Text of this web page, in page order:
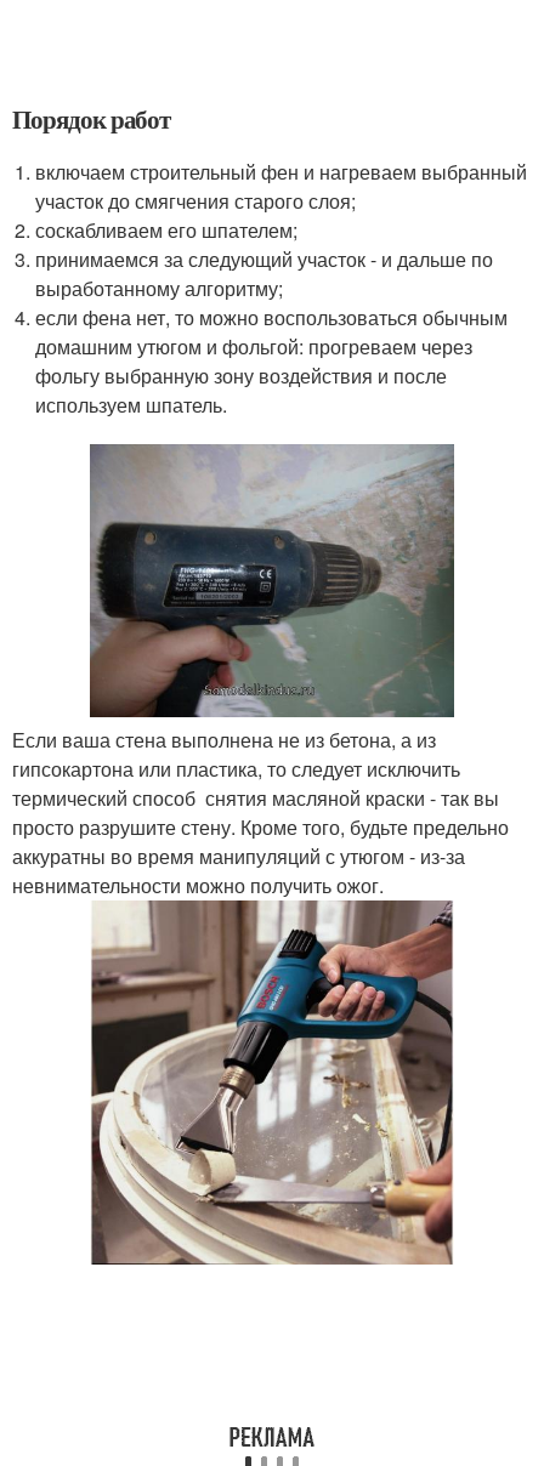
Порядок работ
включаем строительный фен и нагреваем выбранный
участок до смягчения старого слоя;
соскабливаем его шпателем;
принимаемся за следующий участок - и дальше по
выработанному алгоритму;
если фена нет, то можно воспользоваться обычным
домашним утюгом и фольгой: прогреваем через
фольгу выбранную зону воздействия и после
используем шпатель.
Если ваша стена выполнена не из бетона, а из
гипсокартона или пластика, то следует исключить
термический способ снятия масляной краски - так вы
просто разрушите стену. Кроме того, будьте предельно
аккуратны во время манипуляций с утюгом - из-за
невнимательности можно получить ожог.